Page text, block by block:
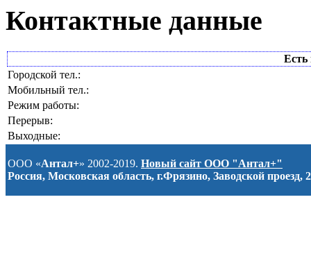
Контактные данные
Есть
Городской тел.:
Мобильный тел.:
Режим работы:
Перерыв:
Выходные:
ООО «Антал+» 2002-2019. Новый сайт ООО "Антал+"
Россия, Московская область, г.Фрязино, Заводской проезд, 2